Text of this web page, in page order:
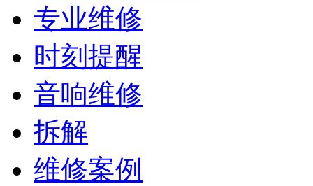
专业维修
时刻提醒
音响维修
拆解
维修案例